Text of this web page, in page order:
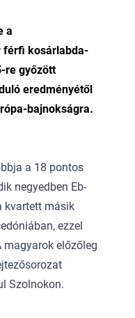
a
férfi kosárlabda-
re győzött
eredményétől
bajnokságra.
a 18 pontos
negyedben Eb-
kvartett másik
ezzel
előzőleg
Szolnokon.